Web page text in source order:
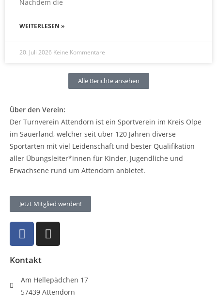
Nachdem die
WEITERLESEN »
20. Juli 2026 Keine Kommentare
Alle Berichte ansehen
Über den Verein:
Der Turnverein Attendorn ist ein Sportverein im Kreis Olpe
im Sauerland, welcher seit über 120 Jahren diverse
Sportarten mit viel Leidenschaft und bester Qualifikation
aller Übungsleiter*innen für Kinder, Jugendliche und
Erwachsene rund um Attendorn anbietet.
Jetzt Mitglied werden!
Kontakt
Am Hellepädchen 17
57439 Attendorn